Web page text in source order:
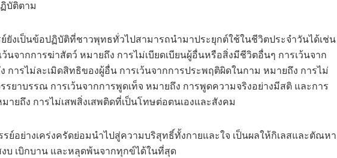
บัติตาม
ยังเป็นข้อปฏิบัติที่ชาวพุทธทั่วไปสามารถนำมาประยุกต์ใช้ในชีวิตประจำวันได้เช่น
ว้นจากการฆ่าสัตว์ หมายถึง การไม่เบียดเบียนผู้อื่นหรือสิ่งมีชีวิตอื่นๆ การเว้นจาก
การไม่ละเมิดสิทธิของผู้อื่น การเว้นจากการประพฤติผิดในกาม หมายถึง การไม่
รยาบรรณ การเว้นจากการพูดเท็จ หมายถึง การพูดความจริงอย่างมีสติ และการ
ายถึง การไม่เสพสิ่งเสพติดที่เป็นโทษต่อตนเองและสังคม
ย์อย่างเคร่งครัดย่อมนำไปสู่ความบริสุทธิ์ทั้งกายและใจ เป็นผลให้กิเลสและตัณหา
งบ เบิกบาน และหลุดพ้นจากทุกข์ได้ในที่สุด